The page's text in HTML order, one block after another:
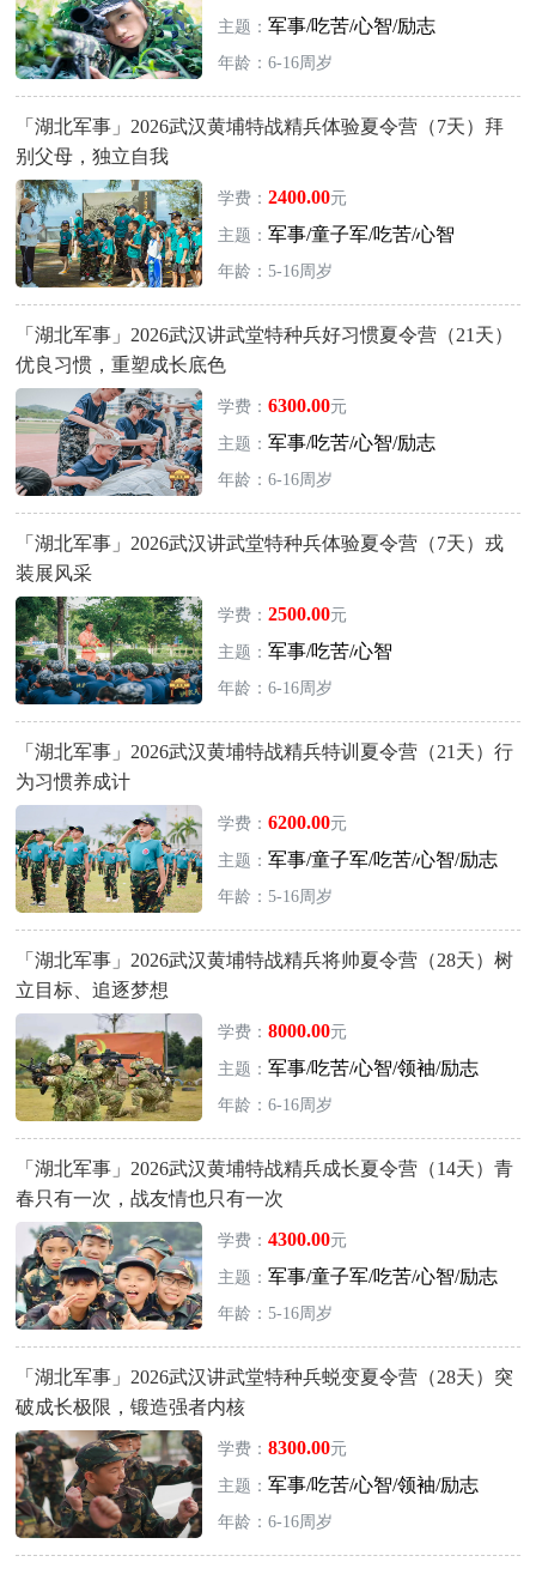
主题： 军事/吃苦/心智/励志
年龄：6-16周岁
「湖北军事」2026武汉黄埔特战精兵体验夏令营（7天）拜
别父母，独立自我
学费： 2400.00元
主题： 军事/童子军/吃苦/心智
年龄：5-16周岁
「湖北军事」2026武汉讲武堂特种兵好习惯夏令营（21天）
优良习惯，重塑成长底色
学费： 6300.00元
主题： 军事/吃苦/心智/励志
年龄：6-16周岁
「湖北军事」2026武汉讲武堂特种兵体验夏令营（7天）戎
装展风采
学费： 2500.00元
主题： 军事/吃苦/心智
年龄：6-16周岁
「湖北军事」2026武汉黄埔特战精兵特训夏令营（21天）行
为习惯养成计
学费： 6200.00元
主题： 军事/童子军/吃苦/心智/励志
年龄：5-16周岁
「湖北军事」2026武汉黄埔特战精兵将帅夏令营（28天）树
立目标、追逐梦想
学费： 8000.00元
主题： 军事/吃苦/心智/领袖/励志
年龄：6-16周岁
「湖北军事」2026武汉黄埔特战精兵成长夏令营（14天）青
春只有一次，战友情也只有一次
学费： 4300.00元
主题： 军事/童子军/吃苦/心智/励志
年龄：5-16周岁
「湖北军事」2026武汉讲武堂特种兵蜕变夏令营（28天）突
破成长极限，锻造强者内核
学费： 8300.00元
主题： 军事/吃苦/心智/领袖/励志
年龄：6-16周岁